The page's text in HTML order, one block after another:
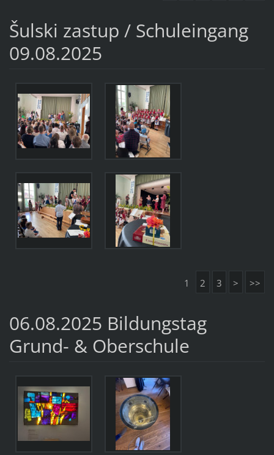
Šulski zastup / Schuleingang
09.08.2025
1 2 3 > >>
06.08.2025 Bildungstag
Grund- & Oberschule